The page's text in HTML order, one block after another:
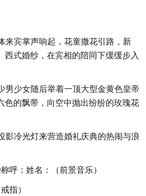
来宾掌声响起，花童撒花引路，新
西式婚纱，在宾相的陪同下缓缓步入
男少女随后举着一顶大型金黄色皇帝
色的飘带，向空中抛出纷纷的玫瑰花
影冷光灯来营造婚礼庆典的热闹与浪
呼：姓名：（前景音乐）
指）